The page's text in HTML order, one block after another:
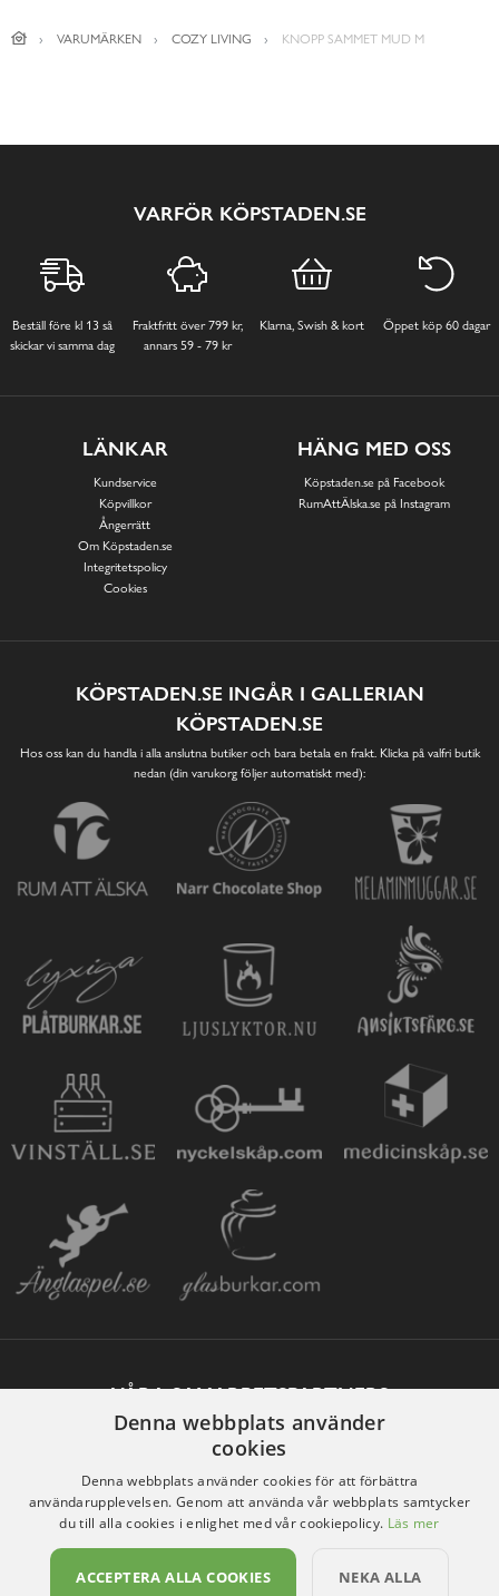
VARUMÄRKEN COZY LIVING KNOPP SAMMET MUD M
VARFÖR KÖPSTADEN.SE
Beställ före kl 13 så
skickar vi samma dag
Fraktfritt över 799 kr,
annars 59 - 79 kr
Klarna, Swish & kort Öppet köp 60 dagar
LÄNKAR
Kundservice
Köpvillkor
Ångerrätt
Om Köpstaden.se
Integritetspolicy
Cookies
HÄNG MED OSS
Köpstaden.se på Facebook
RumAttÄlska.se på Instagram
KÖPSTADEN.SE INGÅR I GALLERIAN
KÖPSTADEN.SE
Hos oss kan du handla i alla anslutna butiker och bara betala en frakt. Klicka på valfri butik
nedan (din varukorg följer automatiskt med):
VÅRA SAMARBETSPARTNERS
Denna webbplats använder
cookies
Denna webbplats använder cookies för att förbättra
användarupplevelsen. Genom att använda vår webbplats samtycker
du till alla cookies i enlighet med vår cookiepolicy. Läs mer
ACCEPTERA ALLA COOKIES NEKA ALLA